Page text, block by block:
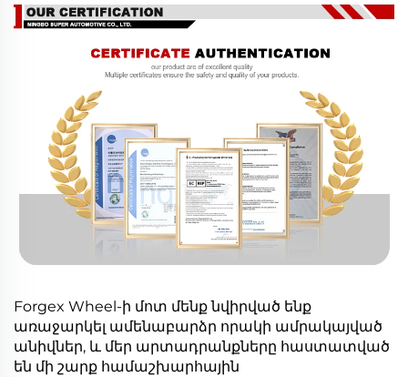
Forgex Wheel-ի մոտ մենք նվիրված ենք
առաջարկել ամենաբարձր որակի ամրակայված
անիվներ, և մեր արտադրանքները հաստատված
են մի շարք համաշխարհային